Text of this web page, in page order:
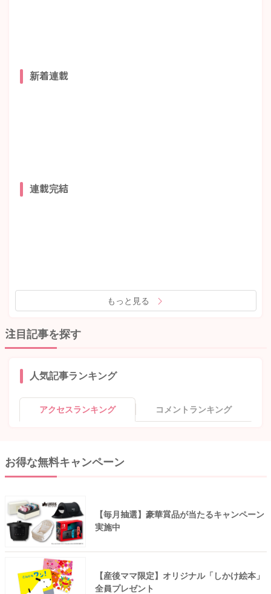
新着連載
連載完結
もっと見る
注目記事を探す
人気記事ランキング
アクセスランキング コメントランキング
お得な無料キャンペーン
【毎月抽選】豪華賞品が当たるキャンペーン
実施中
【産後ママ限定】オリジナル「しかけ絵本」
全員プレゼント